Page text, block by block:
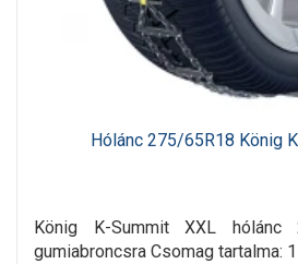
Hólánc 275/65R18 König
König K-Summit XXL hólánc
gumiabroncsra Csomag tartalma: